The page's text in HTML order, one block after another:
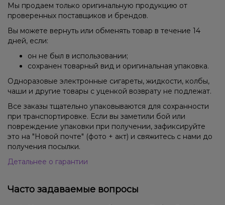
Мы продаем только оригинальную продукцию от
проверенных поставщиков и брендов.
Вы можете вернуть или обменять товар в течение 14
дней, если:
он не был в использовании;
сохранен товарный вид и оригинальная упаковка.
Одноразовые электронные сигареты, жидкости, колбы,
чаши и другие товары с уценкой возврату не подлежат.
Все заказы тщательно упаковываются для сохранности
при транспортировке. Если вы заметили бой или
повреждение упаковки при получении, зафиксируйте
это на "Новой почте" (фото + акт) и свяжитесь с нами до
получения посылки.
Детальнее о гарантии
Часто задаваемые вопросы